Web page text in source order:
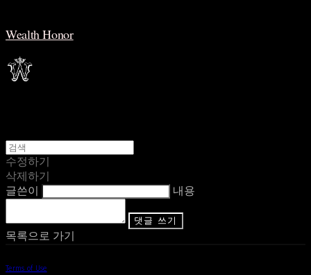
Wealth Honor
수정하기
삭제하기
글쓴이
내용
댓글 쓰기
목록으로 가기
Terms of Use